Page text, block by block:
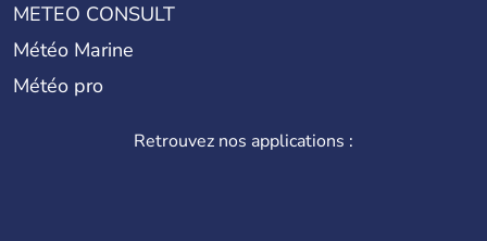
METEO CONSULT
Météo Marine
Météo pro
Retrouvez nos applications :